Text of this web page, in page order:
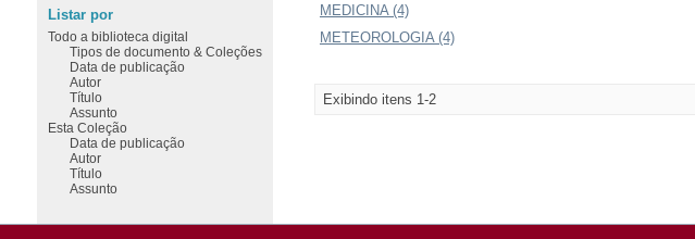
MEDICINA (4)
METEOROLOGIA (4)
Exibindo itens 1-2
Listar por
Todo a biblioteca digital
Tipos de documento & Coleções
Data de publicação
Autor
Título
Assunto
Esta Coleção
Data de publicação
Autor
Título
Assunto